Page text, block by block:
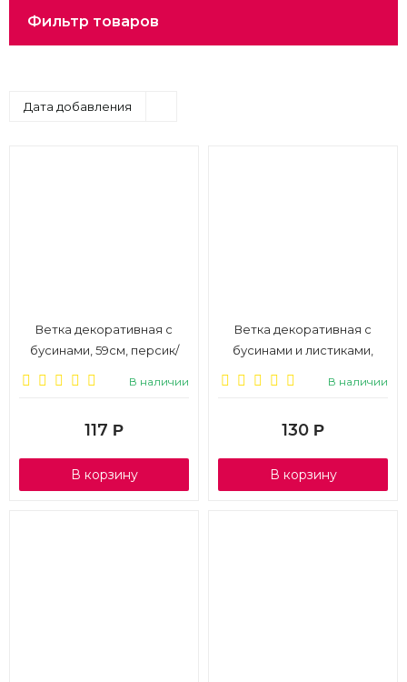
Фильтр товаров
Дата добавления
Ветка декоративная с
бусинами, 59см, персик/
В наличии
117 Р
В корзину
Ветка декоративная с
бусинами и листиками,
В наличии
130 Р
В корзину